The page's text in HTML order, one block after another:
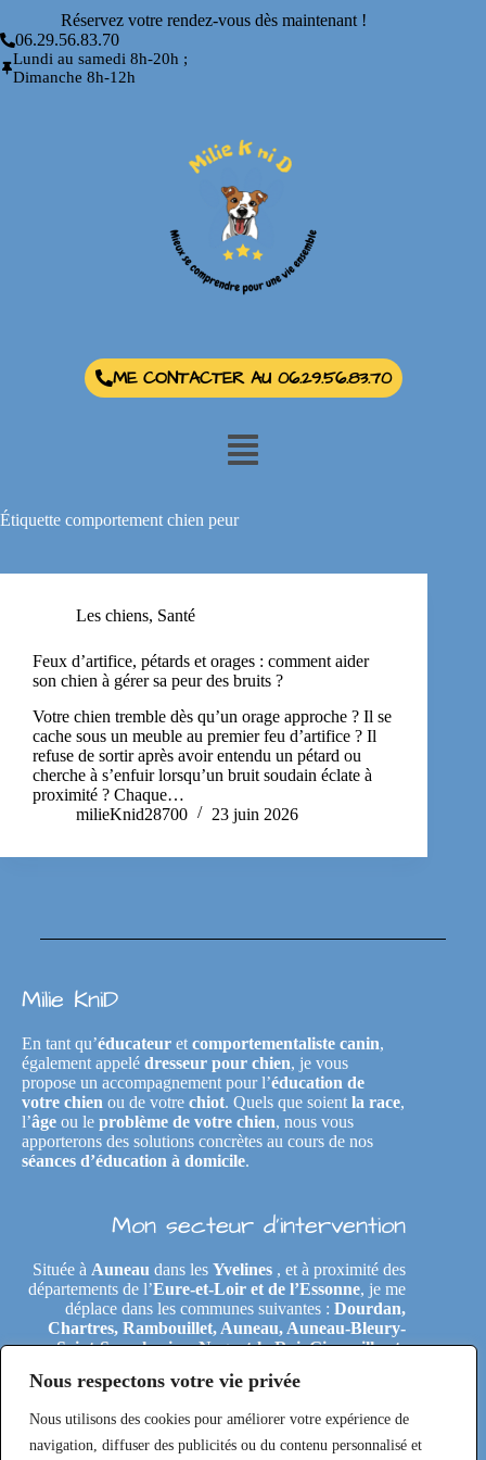
Nous respectons votre vie privée
Nous utilisons des cookies pour améliorer votre expérience de
navigation, diffuser des publicités ou du contenu personnalisé et
Réservez votre rendez-vous dès maintenant !
06.29.56.83.70
Lundi au samedi 8h-20h ;
Dimanche 8h-12h
ME CONTACTER AU 06.29.56.83.70
Étiquette comportement chien peur
Les chiens, Santé
Feux d’artifice, pétards et orages : comment aider
son chien à gérer sa peur des bruits ?
Votre chien tremble dès qu’un orage approche ? Il se
cache sous un meuble au premier feu d’artifice ? Il
refuse de sortir après avoir entendu un pétard ou
cherche à s’enfuir lorsqu’un bruit soudain éclate à
proximité ? Chaque…
milieKnid28700
23 juin 2026
Milie KniD
En tant qu’éducateur et comportementaliste canin,
également appelé dresseur pour chien, je vous
propose un accompagnement pour l’éducation de
votre chien ou de votre chiot. Quels que soient la race,
l’âge ou le problème de votre chien, nous vous
apporterons des solutions concrètes au cours de nos
séances d’éducation à domicile.
Mon secteur d’intervention
Située à Auneau dans lesYvelines , et à proximité des
départements de l’Eure-et-Loir et de l’Essonne, je me
déplace dans les communes suivantes :Dourdan,
Chartres, Rambouillet, Auneau, Auneau-Bleury-
Saint-Symphorien, Nogent-le-Roi, Gironville-et-
Maintenon, Épernon, Le Perray-en-Yvelines,
Saint-Arnoult-en-Yvelines, Étréchy, Morigny-
Champigny, Saclas, Toury, Eole-en-Beauce, Les